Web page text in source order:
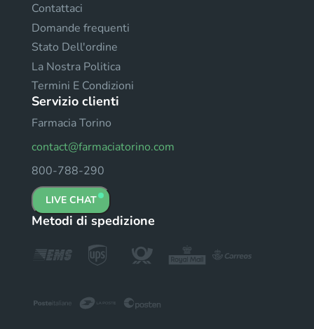
Contattaci
Domande frequenti
Stato Dell'ordine
La Nostra Politica
Termini E Condizioni
Servizio clienti
Farmacia Torino
contact@farmaciatorino.com
800-788-290
LIVE CHAT
Metodi di spedizione